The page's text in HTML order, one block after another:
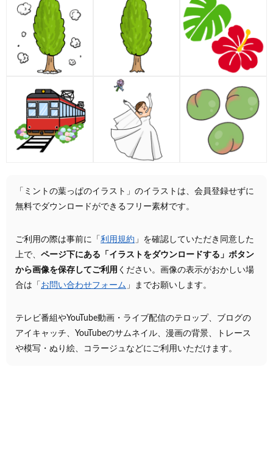
「ミントの葉っぱのイラスト」のイラストは、会員登録せずに
無料でダウンロードができるフリー素材です。
ご利用の際は事前に「 利用規約 」を確認していただき同意した
上で、 ページ下にある「イラストをダウンロードする」ボタン
から画像を保存してご利用 ください。画像の表示がおかしい場
合は「 お問い合わせフォーム 」までお願いします。
テレビ番組やYouTube動画・ライブ配信のテロップ、ブログの
アイキャッチ、YouTubeのサムネイル、漫画の背景、トレース
や模写・ぬり絵、コラージュなどにご利用いただけます。